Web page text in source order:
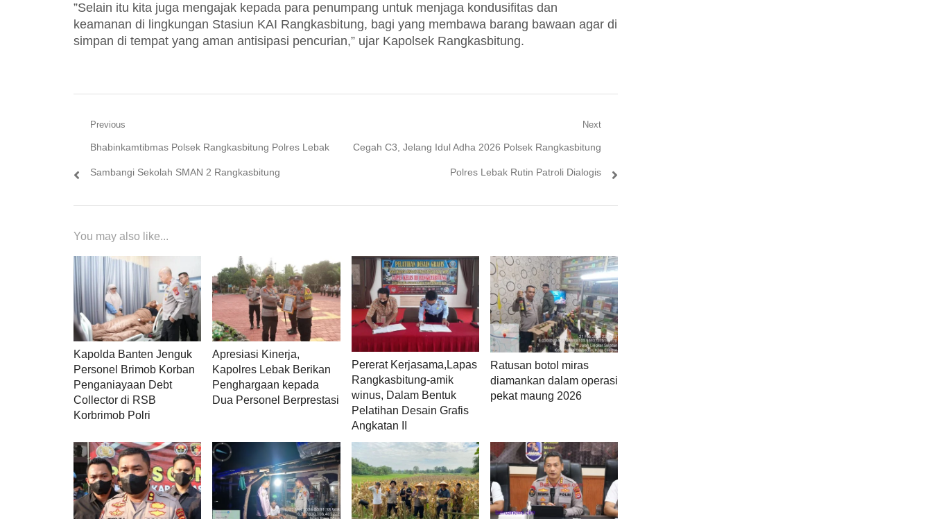
”Selain itu kita juga mengajak kepada para penumpang untuk menjaga kondusifitas dan
keamanan di lingkungan Stasiun KAI Rangkasbitung, bagi yang membawa barang bawaan agar di
simpan di tempat yang aman antisipasi pencurian,” ujar Kapolsek Rangkasbitung.
Navigasi
pos
Previous
Previous
post:
Bhabinkamtibmas Polsek Rangkasbitung Polres Lebak
Sambangi Sekolah SMAN 2 Rangkasbitung
Next
Next
Cegah C3, Jelang Idul Adha 2026 Polsek Rangkasbitung
Polres Lebak Rutin Patroli Dialogis
You may also like...
Kapolda Banten Jenguk
Personel Brimob Korban
Penganiayaan Debt
Collector di RSB
Korbrimob Polri
Apresiasi Kinerja,
Kapolres Lebak Berikan
Penghargaan kepada
Dua Personel Berprestasi
Pererat Kerjasama,Lapas
Rangkasbitung-amik
winus, Dalam Bentuk
Pelatihan Desain Grafis
Angkatan II
Ratusan botol miras
diamankan dalam operasi
pekat maung 2026